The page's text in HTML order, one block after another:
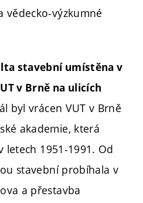
vědecko-výzkumné
stavební umístěna v
v Brně na ulicích
byl vrácen VUT v Brně
akademie, která
1951-1991. Od
stavební probíhala v
a přestavba